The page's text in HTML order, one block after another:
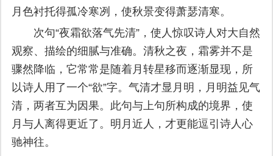
月色衬托得孤冷寒冽，使秋景变得萧瑟清寒。
次句“夜霜欲落气先清”，使人惊叹诗人对大自然
观察、描绘的细腻与准确。清秋之夜，霜雾并不是
骤然降临，它常常是随着月转星移而逐渐显现，所
以诗人用了一个“欲”字。气清才显月明，月明益见气
清，两者互为因果。此句与上句所构成的境界，使
月与人离得更近了。明月近人，才更能逗引诗人心
驰神往。